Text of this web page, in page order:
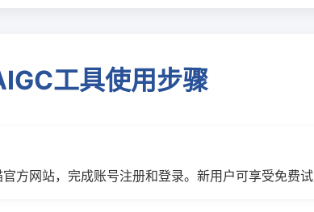
工具使用步骤
方网站，完成账号注册和登录。新用户可享受免费试